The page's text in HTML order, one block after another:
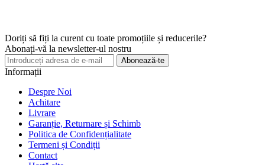
Doriți să fiți la curent cu toate promoțiile și reducerile?
Abonați-vă la newsletter-ul nostru
Abonează-te
Informații
Despre Noi
Achitare
Livrare
Garanție, Returnare și Schimb
Politica de Confidențialitate
Termeni și Condiții
Contact